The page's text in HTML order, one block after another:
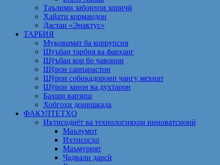
Таълими забонҳои хориҷӣ
Ҳайати кормандон
Дастаи «Энактус»
ТАРБИЯ
Муқовимат ба коррупсия
Шуъбаи тарбия ва фарҳанг
Шӯъбаи кор бо ҷавонон
Шўрои сарпарастон
Шўрои собиқадорони ҷангу меҳнат
Шӯрои занон ва духтарон
Бахши варзиш
Хобгоҳи донишкада
ФАКУЛТЕТҲО
Иқтисодиёт ва технологияҳои инноватсионӣ
Маълумот
Ихтисосҳо
Маъмурият
Ҷадвали дарсӣ